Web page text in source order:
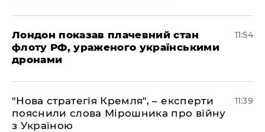
Лондон показав плачевний стан
флоту РФ, ураженого українськими
дронами
11:54
"Нова стратегія Кремля", – експерти
пояснили слова Мірошника про війну
з Україною
11:39